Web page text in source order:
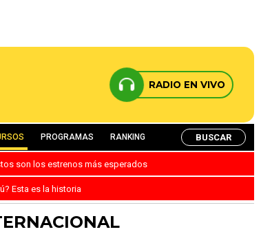
RADIO EN VIVO
PROGRAMAS RANKING BUSCAR
son los estrenos más esperados
Esta es la historia